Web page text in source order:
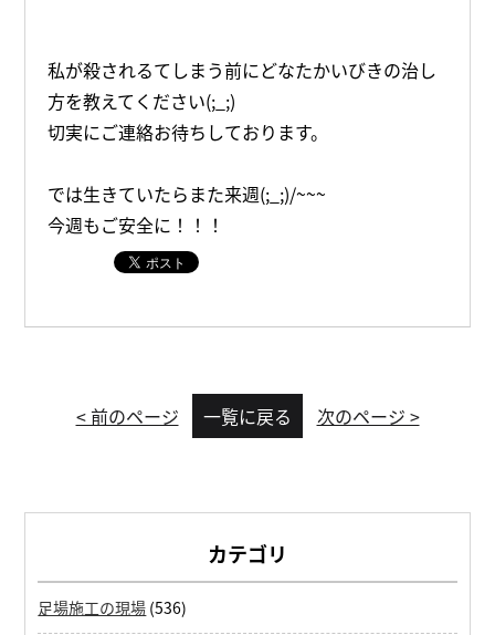
私が殺されるてしまう前にどなたかいびきの治し
方を教えてください(;_;)
切実にご連絡お待ちしております。
では生きていたらまた来週(;_;)/~~~
今週もご安全に！！！
< 前のページ 一覧に戻る 次のページ >
カテゴリ
足場施工の現場 (536)